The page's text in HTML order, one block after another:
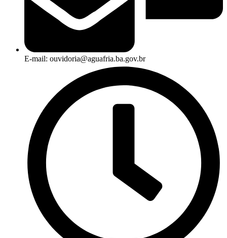
E-mail: ouvidoria@aguafria.ba.gov.br